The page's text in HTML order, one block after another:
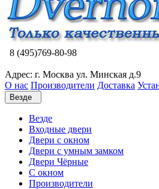
8 (495)769-80-98
Адрес: г. Москва ул. Минская д.9
О нас Производители Доставка
Везде
Везде
Входные двери
Двери с окном
Двери с умным замком
Двери Чёрные
C окном
Производители